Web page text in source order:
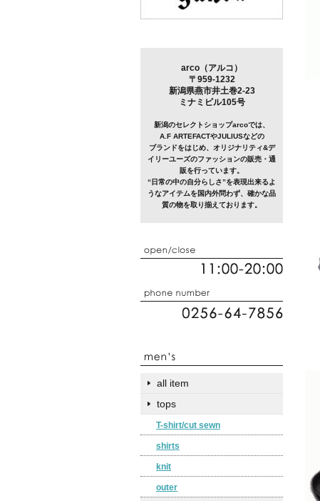
arco（アルコ）
〒959-1232
新潟県燕市井土巻2-23
ミナミビル105号
新潟のセレクトショップarcoでは、
A.F ARTEFACTやJULIUSなどの
ブランドをはじめ、オリジナリティ&デ
イリーユーズのファッションの販売・通
販を行っています。
“日常の中の自分らしさ”を表現出来るよ
うなアイテムを国内外問わず、確かな品
質の物を取り揃えております。
all item
tops
T-shirt/cut sewn
shirts
knit
outer